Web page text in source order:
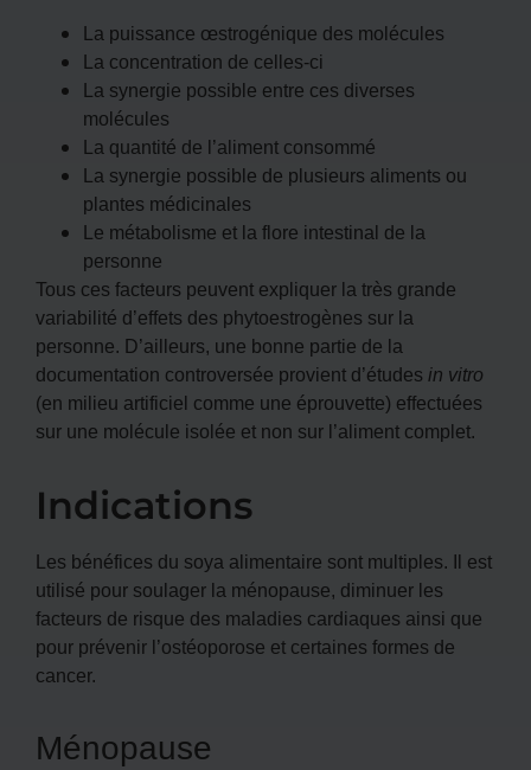
La puissance œstrogénique des molécules
La concentration de celles-ci
La synergie possible entre ces diverses
molécules
La quantité de l’aliment consommé
La synergie possible de plusieurs aliments ou
plantes médicinales
Le métabolisme et la flore intestinal de la
personne
Tous ces facteurs peuvent expliquer la très grande
variabilité d’effets des phytoestrogènes sur la
personne. D’ailleurs, une bonne partie de la
documentation controversée provient d’études in vitro
(en milieu artificiel comme une éprouvette) effectuées
sur une molécule isolée et non sur l’aliment complet.
Indications
Les bénéfices du soya alimentaire sont multiples. Il est
utilisé pour soulager la ménopause, diminuer les
facteurs de risque des maladies cardiaques ainsi que
pour prévenir l’ostéoporose et certaines formes de
cancer.
Ménopause